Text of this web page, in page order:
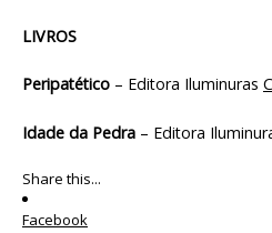
LIVROS
Peripatético – Editora Iluminuras
Idade da Pedra – Editora
Share this...
Facebook